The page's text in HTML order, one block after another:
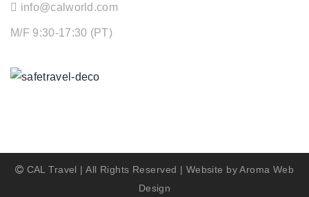
info@calworld.com
M/F 9:30-17:30 (PT)
CAL Travel | All Rights Reserved | Website byAroma Web
Design